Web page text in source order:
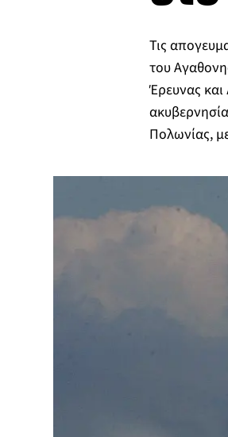
Τις
του
Έρευνας
Πολωνίας,